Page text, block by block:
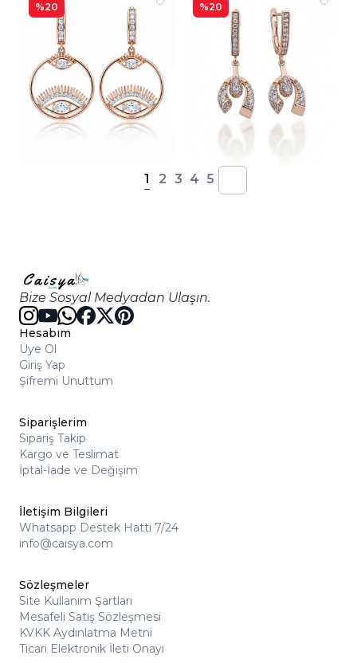
%20 %20
1 2 3 4 5
Bize Sosyal Medyadan Ulaşın.
Hesabım
Üye Ol
Giriş Yap
Şifremi Unuttum
Siparişlerim
Sipariş Takip
Kargo ve Teslimat
İptal-İade ve Değişim
İletişim Bilgileri
Whatsapp Destek Hattı 7/24
info@caisya.com
Sözleşmeler
Site Kullanım Şartları
Mesafeli Satış Sözleşmesi
KVKK Aydınlatma Metni
Ticari Elektronik İleti Onayı